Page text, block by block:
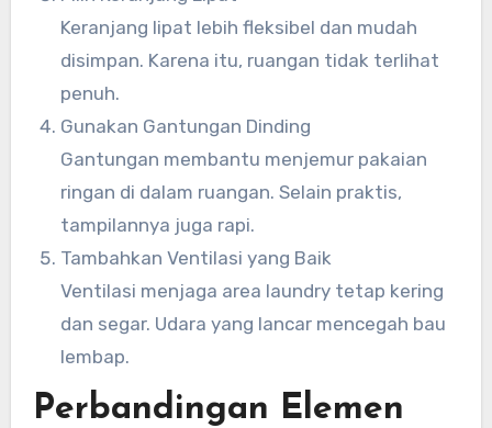
Keranjang lipat lebih fleksibel dan mudah
disimpan. Karena itu, ruangan tidak terlihat
penuh.
Gunakan Gantungan Dinding
Gantungan membantu menjemur pakaian
ringan di dalam ruangan. Selain praktis,
tampilannya juga rapi.
Tambahkan Ventilasi yang Baik
Ventilasi menjaga area laundry tetap kering
dan segar. Udara yang lancar mencegah bau
lembap.
Perbandingan Elemen